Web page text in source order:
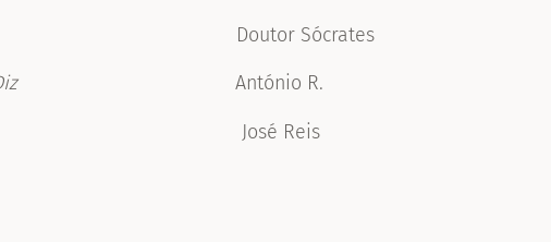
Sócrates
António R.
Reis